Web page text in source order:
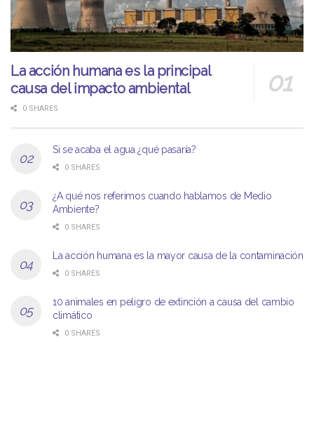
La acción humana es la principal
causa del impacto ambiental
0 SHARES
Si se acaba el agua ¿qué pasaría?
0 SHARES
¿A qué nos referimos cuando hablamos de Medio
Ambiente?
0 SHARES
La acción humana es la mayor causa de la contaminación
0 SHARES
10 animales en peligro de extinción a causa del cambio
climático
0 SHARES